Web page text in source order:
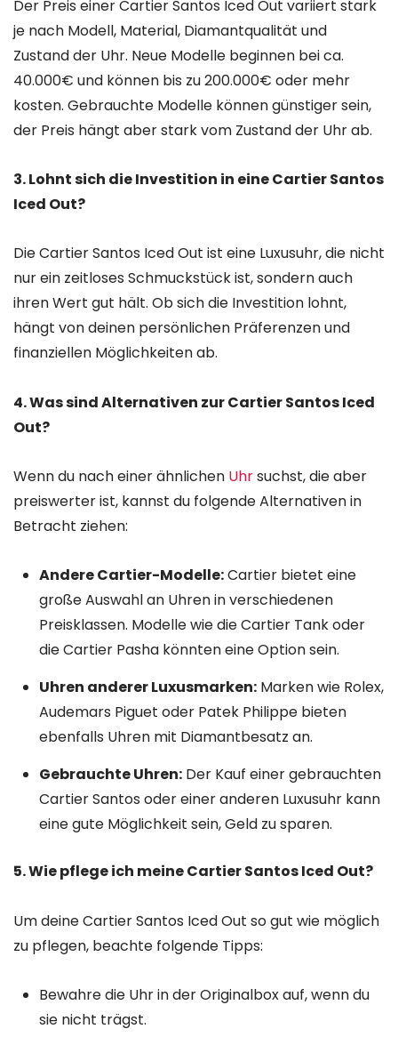
Der Preis einer Cartier Santos Iced Out variiert stark
je nach Modell, Material, Diamantqualität und
Zustand der Uhr. Neue Modelle beginnen bei ca.
40.000€ und können bis zu 200.000€ oder mehr
kosten. Gebrauchte Modelle können günstiger sein,
der Preis hängt aber stark vom Zustand der Uhr ab.
3. Lohnt sich die Investition in eine Cartier Santos
Iced Out?
Die Cartier Santos Iced Out ist eine Luxusuhr, die nicht
nur ein zeitloses Schmuckstück ist, sondern auch
ihren Wert gut hält. Ob sich die Investition lohnt,
hängt von deinen persönlichen Präferenzen und
finanziellen Möglichkeiten ab.
4. Was sind Alternativen zur Cartier Santos Iced
Out?
Wenn du nach einer ähnlichen Uhrsuchst, die aber
preiswerter ist, kannst du folgende Alternativen in
Betracht ziehen:
Andere Cartier-Modelle:Cartier bietet eine
große Auswahl an Uhren in verschiedenen
Preisklassen. Modelle wie die Cartier Tank oder
die Cartier Pasha könnten eine Option sein.
Uhren anderer Luxusmarken:Marken wie Rolex,
Audemars Piguet oder Patek Philippe bieten
ebenfalls Uhren mit Diamantbesatz an.
Gebrauchte Uhren:Der Kauf einer gebrauchten
Cartier Santos oder einer anderen Luxusuhr kann
eine gute Möglichkeit sein, Geld zu sparen.
5. Wie pflege ich meine Cartier Santos Iced Out?
Um deine Cartier Santos Iced Out so gut wie möglich
zu pflegen, beachte folgende Tipps:
Bewahre die Uhr in der Originalbox auf, wenn du
sie nicht trägst.